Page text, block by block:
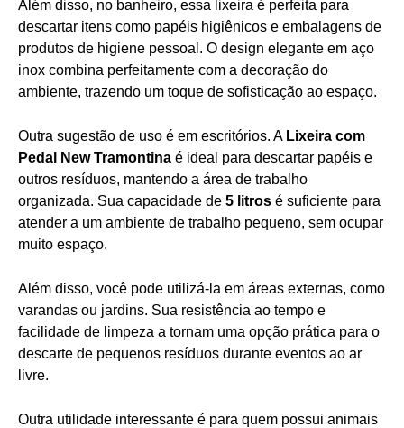
Além disso, no banheiro, essa lixeira é perfeita para
descartar itens como papéis higiênicos e embalagens de
produtos de higiene pessoal. O design elegante em aço
inox combina perfeitamente com a decoração do
ambiente, trazendo um toque de sofisticação ao espaço.
Outra sugestão de uso é em escritórios. A Lixeira com
Pedal New Tramontina é ideal para descartar papéis e
outros resíduos, mantendo a área de trabalho
organizada. Sua capacidade de 5 litros é suficiente para
atender a um ambiente de trabalho pequeno, sem ocupar
muito espaço.
Além disso, você pode utilizá-la em áreas externas, como
varandas ou jardins. Sua resistência ao tempo e
facilidade de limpeza a tornam uma opção prática para o
descarte de pequenos resíduos durante eventos ao ar
livre.
Outra utilidade interessante é para quem possui animais